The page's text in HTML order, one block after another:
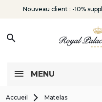
Nouveau client : -10%
search
MENU
Accueil Matelas